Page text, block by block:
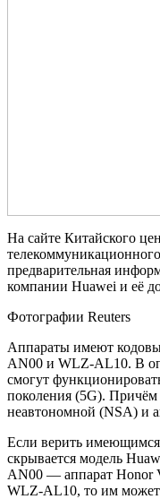
На сайте Китайского
предварительная
компании Huawei и её
Фотографии Reuters
Аппараты имеют
AN00 и WLZ-AL10. В
смогут
поколения (5G). Причём
неавтономной (NSA) и
Если верить
скрывается модель
AN00 — аппарат Honor
WLZ-AL10, то им может